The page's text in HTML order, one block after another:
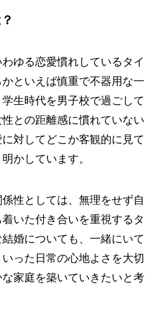
ゆる恋愛慣れしているタイ
といえば慎重で不器用な一
生時代を男子校で過ごして
との距離感に慣れていない
対してどこか客観的に見て
かしています。
性としては、無理をせず自
いた付き合いを重視するタ
婚についても、一緒にいて
った日常の心地よさを大切
家庭を築いていきたいと考